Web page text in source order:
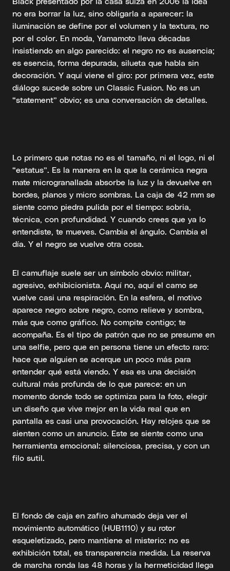
no era borrar la luz, sino obligarla a aparecer: la
iluminación se define por el volumen y la textura, no
por el color. En moda, Yamamoto lleva décadas
insistiendo en algo parecido: el negro no es ausencia;
es esencia, forma depurada, silueta que habla sin
decoración. Y aquí viene el giro: por primera vez, este
diálogo sucede sobre un Classic Fusion. No es un
“statement” obvio; es una conversación de detalles.
Lo primero que notas no es el tamaño, ni el logo, ni el
“estatus”. Es la manera en la que la cerámica negra
mate microgranallada absorbe la luz y la devuelve en
bordes, planos y micro sombras. La caja de 42 mm se
siente como piedra pulida por el tiempo: sobria,
técnica, con profundidad. Y cuando crees que ya lo
entendiste, te mueves. Cambia el ángulo. Cambia el
día. Y el negro se vuelve otra cosa.
El camuflaje suele ser un símbolo obvio: militar,
agresivo, exhibicionista. Aquí no, aquí el camo se
vuelve casi una respiración. En la esfera, el motivo
aparece negro sobre negro, como relieve y sombra,
más que como gráfico. No compite contigo; te
acompaña. Es el tipo de patrón que no se presume en
una selfie, pero que en persona tiene un efecto raro:
hace que alguien se acerque un poco más para
entender qué está viendo. Y esa es una decisión
cultural más profunda de lo que parece: en un
momento donde todo se optimiza para la foto, elegir
un diseño que vive mejor en la vida real que en
pantalla es casi una provocación. Hay relojes que se
sienten como un anuncio. Este se siente como una
herramienta emocional: silenciosa, precisa, y con un
filo sutil.
El fondo de caja en zafiro ahumado deja ver el
movimiento automático (HUB1110) y su rotor
esqueletizado, pero mantiene el misterio: no es
exhibición total, es transparencia medida. La reserva
de marcha ronda las 48 horas y la hermeticidad llega